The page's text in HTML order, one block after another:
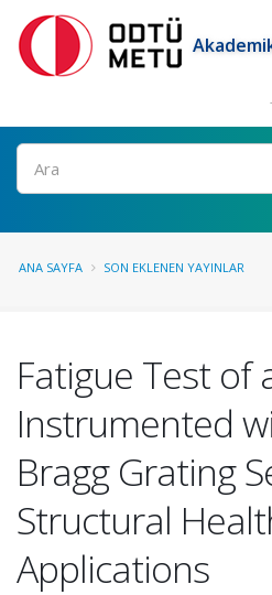
Ara
ANA SAYFA SON EKLENEN YAYINLAR
Fatigue Test of
Instrumented
Bragg Grating
Structural
Applications